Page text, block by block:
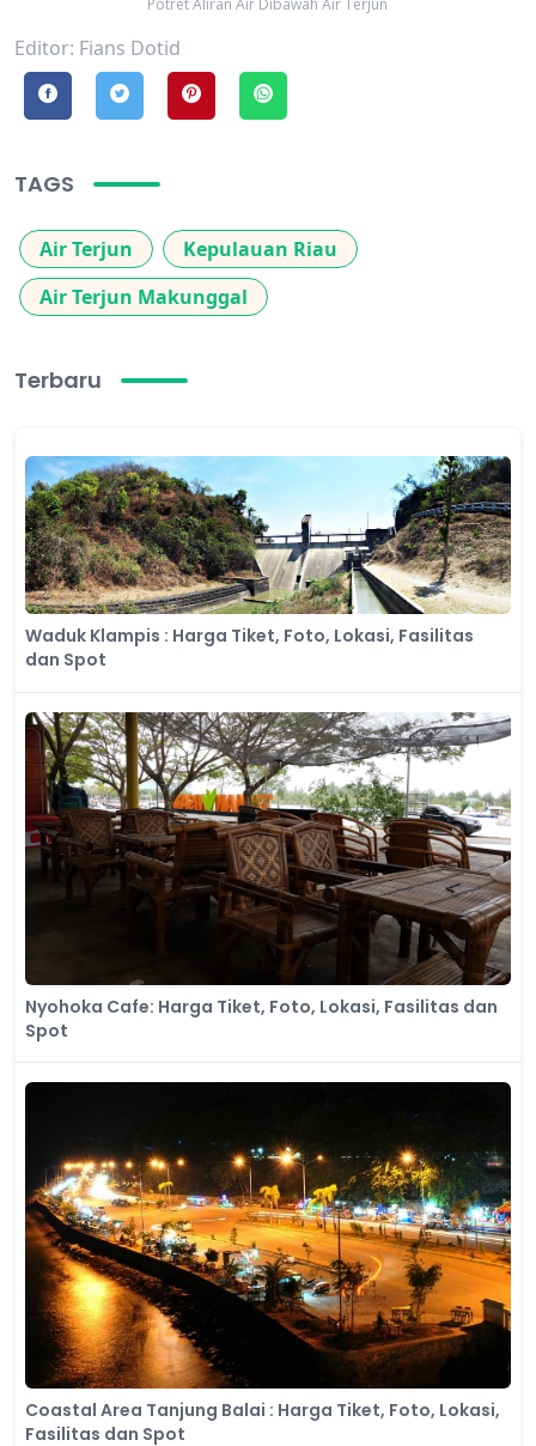
Potret Aliran Air Dibawah Air Terjun
Editor: Fians Dotid
TAGS
Air Terjun
Kepulauan Riau
Air Terjun Makunggal
Terbaru
Waduk Klampis : Harga Tiket, Foto, Lokasi, Fasilitas
dan Spot
Nyohoka Cafe: Harga Tiket, Foto, Lokasi, Fasilitas dan
Spot
Coastal Area Tanjung Balai : Harga Tiket, Foto, Lokasi,
Fasilitas dan Spot